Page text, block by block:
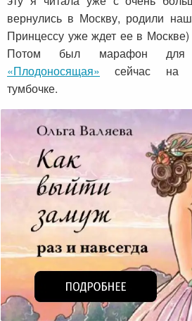
вернулись в Москву, родили
Принцессу уже ждет ее в
Потом был марафон для
«Плодоносящая» сейчас на
тумбочке.